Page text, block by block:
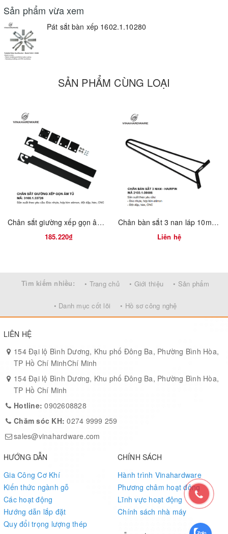
Phân loại sản phẩm:
Bas gập
Hàng phôi (chưa sơn) – có thể sơn/mạ theo yêu cầu
Sản phẩm vừa xem
Pát sắt bàn xếp 1602.1.10280
SẢN PHẨM CÙNG LOẠI
Chân sắt giường xếp gọn âm tủ Vinahardware - Mã 3100.1.33726
185.220₫
Chân bàn sắt 3 nan láp 10mm - Chân Hairpin Vinahardware - Mã 2103.1.08606
Liên hệ
Tìm kiếm nhiều: • Trang chủ • Giới thiệu • Sản phẩm
• Danh mục cốt lõi • Hồ sơ công nghệ
LIÊN HỆ
154 Đại lộ Bình Dương, Khu phố Đông Ba, Phường Bình Hòa,
TP Hồ Chí MinhChí Minh
154 Đại lộ Bình Dương, Khu phố Đông Ba, Phường Bình Hòa,
TP Hồ Chí Minh
Hotline:0902608828
Chăm sóc KH:0274 9999 259
sales@vinahardware.com
HƯỚNG DẪN
Gia Công Cơ Khí
Kiến thức ngành gỗ
Các hoạt động
Hướng dẫn lắp đặt
Quy đổi trọng lượng thép
CHÍNH SÁCH
Hành trình Vinahardware
Phương châm hoạt động
Lĩnh vực hoạt động
Chính sách nhà máy